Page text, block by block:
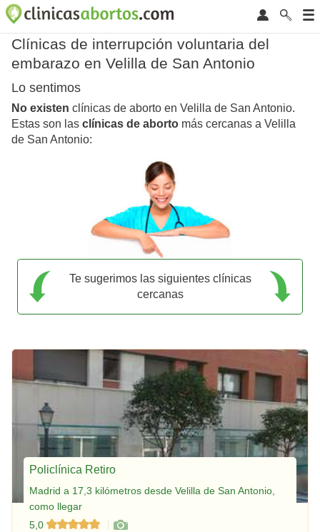
Clínicas de interrupción voluntaria del
embarazo en Velilla de San Antonio
Lo sentimos
No existen clínicas de aborto en Velilla de San Antonio.
Estas son las clínicas de aborto más cercanas a Velilla
de San Antonio:
Te sugerimos las siguientes clínicas
cercanas
Policlínica Retiro
Madrid a 17,3 kilómetros desde Velilla de San Antonio,
como llegar
5,0